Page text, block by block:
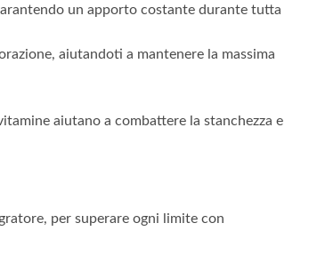
un apporto costante durante tutta
aiutandoti a mantenere la massima
aiutano a combattere la stanchezza e
per superare ogni limite con